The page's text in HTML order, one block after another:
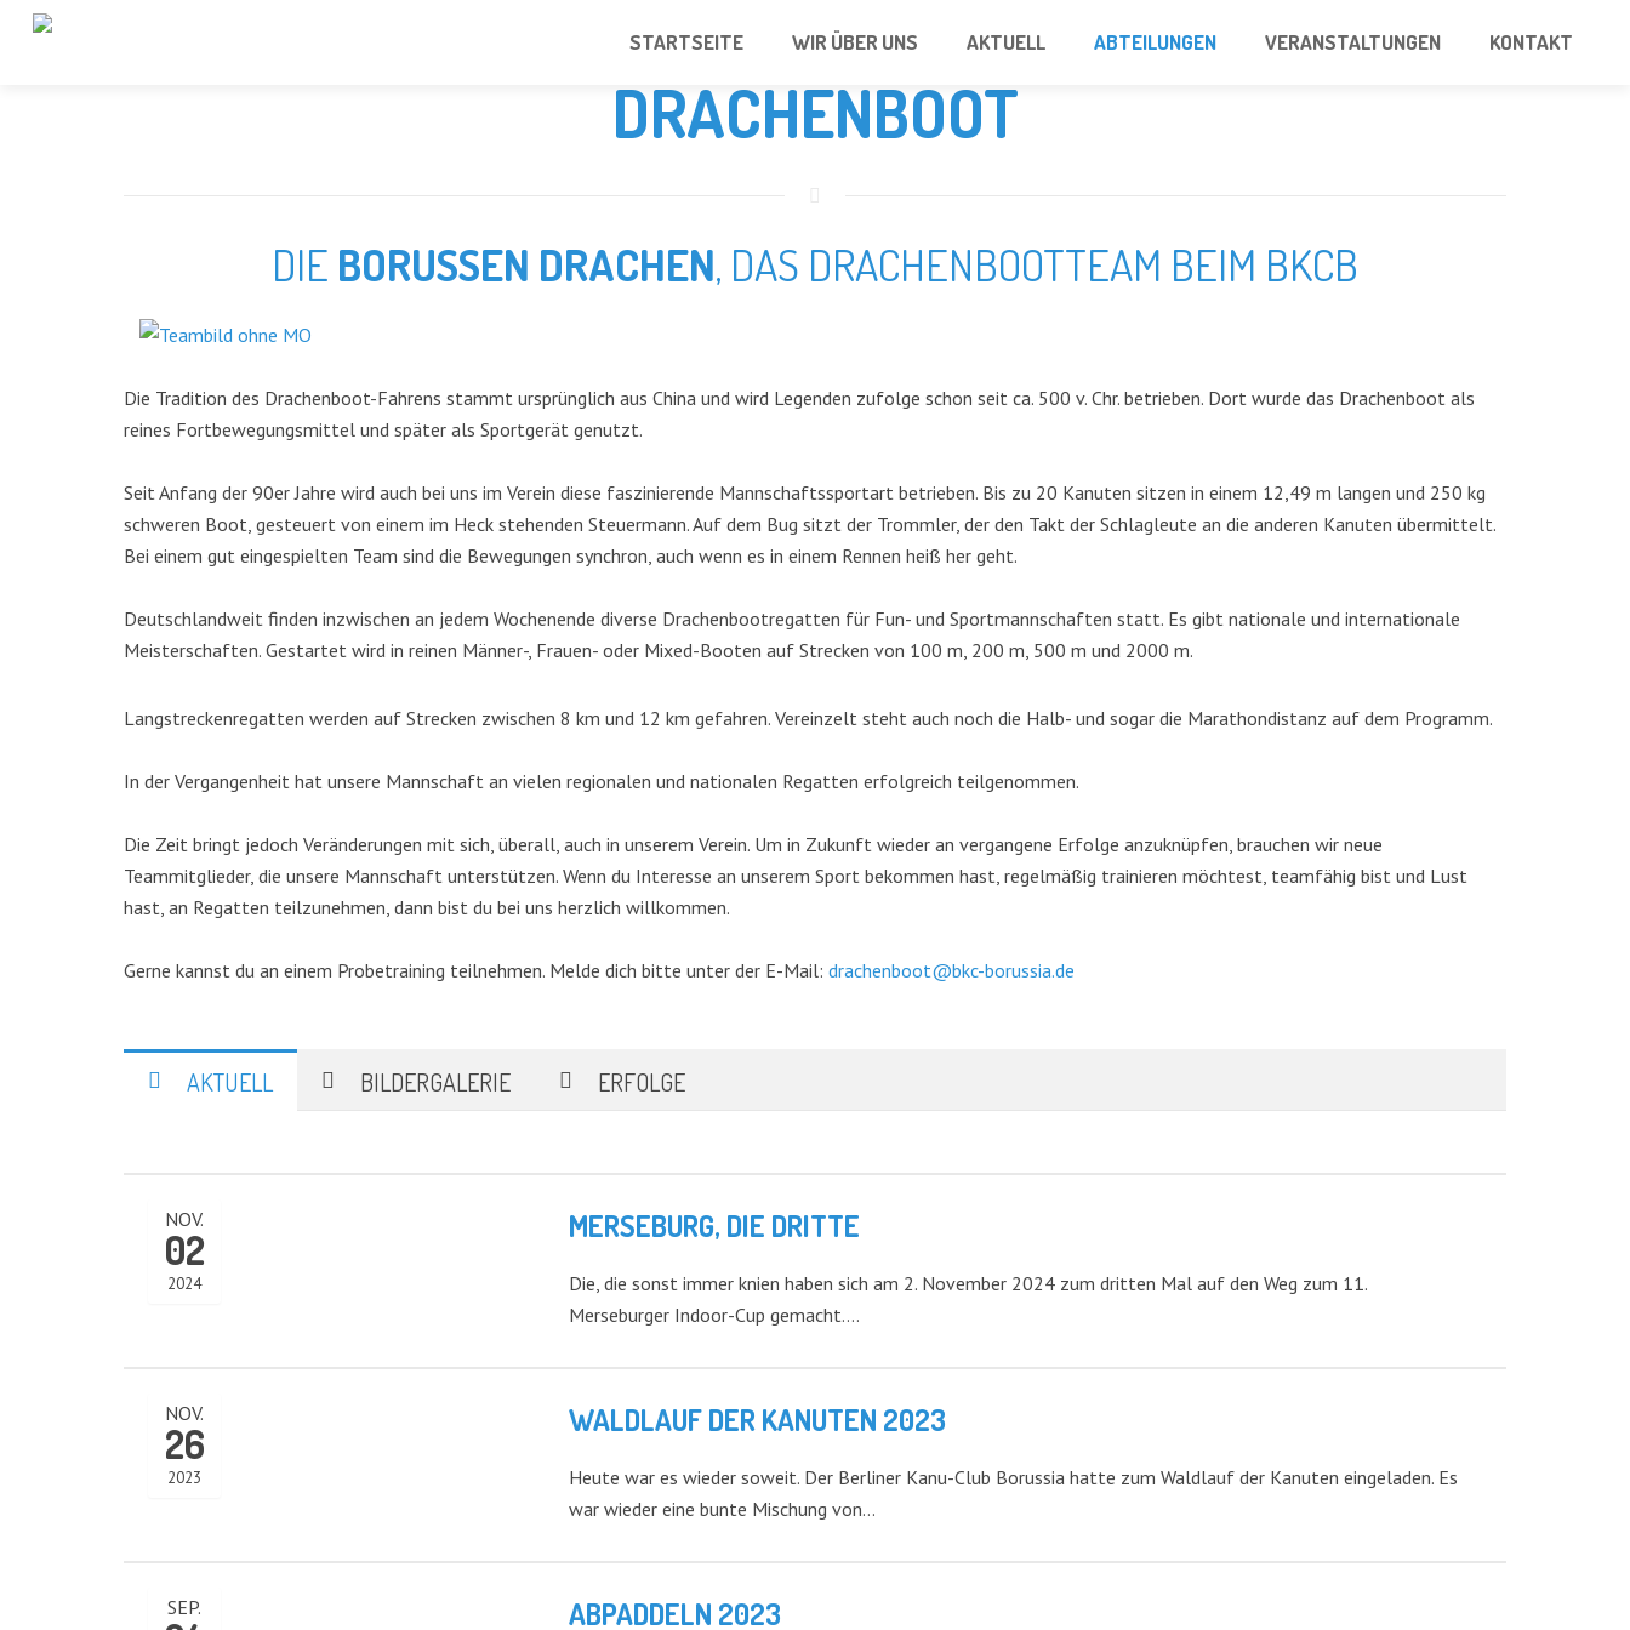
STARTSEITE WIR ÜBER UNS AKTUELL ABTEILUNGEN VERANSTALTUNGEN KONTAKT
DRACHENBOOT
DIE BORUSSEN DRACHEN, DAS DRACHENBOOTTEAM BEIM BKCB
Die Tradition des Drachenboot-Fahrens stammt ursprünglich aus China und wird Legenden zufolge schon seit ca. 500 v. Chr. betrieben. Dort wurde das Drachenboot als
reines Fortbewegungsmittel und später als Sportgerät genutzt.
Seit Anfang der 90er Jahre wird auch bei uns im Verein diese faszinierende Mannschaftssportart betrieben. Bis zu 20 Kanuten sitzen in einem 12,49 m langen und 250 kg
schweren Boot, gesteuert von einem im Heck stehenden Steuermann. Auf dem Bug sitzt der Trommler, der den Takt der Schlagleute an die anderen Kanuten übermittelt.
Bei einem gut eingespielten Team sind die Bewegungen synchron, auch wenn es in einem Rennen heiß her geht.
Deutschlandweit finden inzwischen an jedem Wochenende diverse Drachenbootregatten für Fun- und Sportmannschaften statt. Es gibt nationale und internationale
Meisterschaften. Gestartet wird in reinen Männer-, Frauen- oder Mixed-Booten auf Strecken von 100 m, 200 m, 500 m und 2000 m.
Langstreckenregatten werden auf Strecken zwischen 8 km und 12 km gefahren. Vereinzelt steht auch noch die Halb- und sogar die Marathondistanz auf dem Programm.
In der Vergangenheit hat unsere Mannschaft an vielen regionalen und nationalen Regatten erfolgreich teilgenommen.
Die Zeit bringt jedoch Veränderungen mit sich, überall, auch in unserem Verein. Um in Zukunft wieder an vergangene Erfolge anzuknüpfen, brauchen wir neue
Teammitglieder, die unsere Mannschaft unterstützen. Wenn du Interesse an unserem Sport bekommen hast, regelmäßig trainieren möchtest, teamfähig bist und Lust
hast, an Regatten teilzunehmen, dann bist du bei uns herzlich willkommen.
Gerne kannst du an einem Probetraining teilnehmen. Melde dich bitte unter der E-Mail: drachenboot@bkc-borussia.de
AKTUELL BILDERGALERIE ERFOLGE
MERSEBURG, DIE DRITTE
NOV.
02
2024
Die, die sonst immer knien haben sich am 2. November 2024 zum dritten Mal auf den Weg zum 11.
Merseburger Indoor-Cup gemacht.…
WALDLAUF DER KANUTEN 2023
NOV.
26
2023
Heute war es wieder soweit. Der Berliner Kanu-Club Borussia hatte zum Waldlauf der Kanuten eingeladen. Es
war wieder eine bunte Mischung von…
ABPADDELN 2023
SEP.
Abteilungen
Aktuell(48)
Kids – Teens